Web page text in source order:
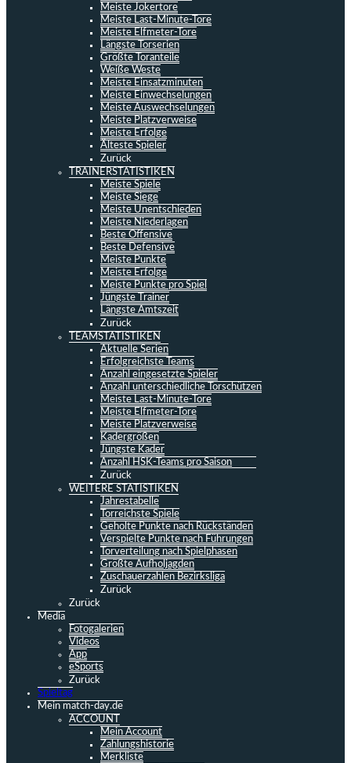
Meiste Jokertore
Meiste Last-Minute-Tore
Meiste Elfmeter-Tore
Längste Torserien
Größte Toranteile
Weiße Weste
Meiste Einsatzminuten
Meiste Einwechselungen
Meiste Auswechselungen
Meiste Platzverweise
Meiste Erfolge
Älteste Spieler
Zurück
TRAINERSTATISTIKEN
Meiste Spiele
Meiste Siege
Meiste Unentschieden
Meiste Niederlagen
Beste Offensive
Beste Defensive
Meiste Punkte
Meiste Erfolge
Meiste Punkte pro Spiel
Jüngste Trainer
Längste Amtszeit
Zurück
TEAMSTATISTIKEN
Aktuelle Serien
Erfolgreichste Teams
Anzahl eingesetzte Spieler
Anzahl unterschiedliche Torschützen
Meiste Last-Minute-Tore
Meiste Elfmeter-Tore
Meiste Platzverweise
Kadergrößen
Jüngste Kader
Anzahl HSK-Teams pro Saison
Zurück
WEITERE STATISTIKEN
Jahrestabelle
Torreichste Spiele
Geholte Punkte nach Rückständen
Verspielte Punkte nach Führungen
Torverteilung nach Spielphasen
Größte Aufholjagden
Zuschauerzahlen Bezirksliga
Zurück
Zurück
Media
Fotogalerien
Videos
App
eSports
Zurück
Spieltag
Mein match-day.de
ACCOUNT
Mein Account
Zahlungshistorie
Merkliste